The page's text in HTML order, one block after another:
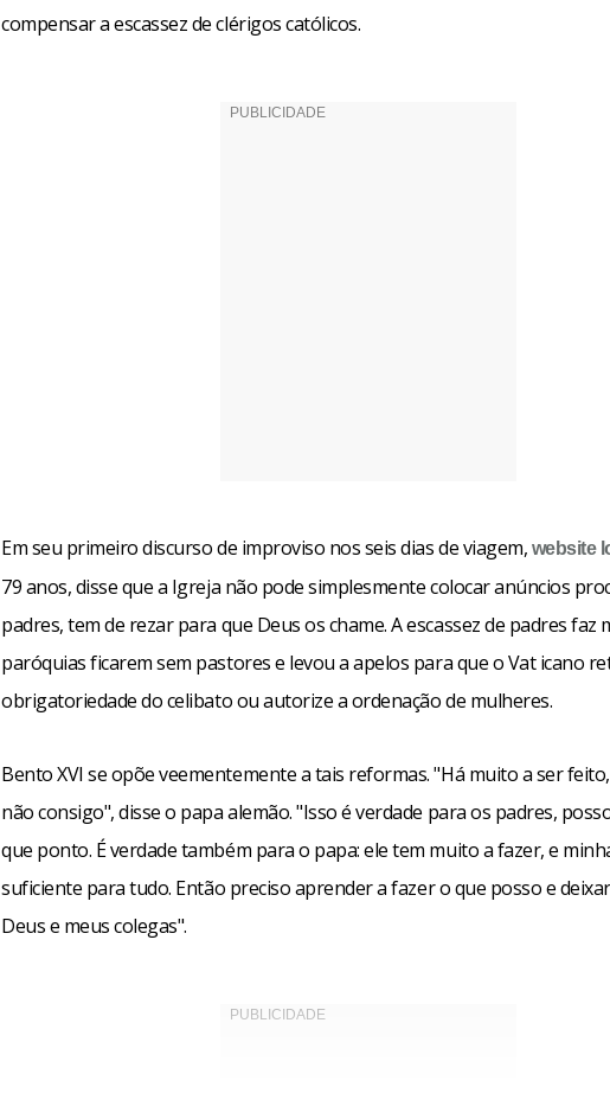
compensar a escassez de clérigos católicos.
Em seu primeiro discurso de improviso nos seis dias de viagem, website
79 anos, disse que a Igreja não pode simplesmente colocar anúncios
padres, tem de rezar para que Deus os chame. A escassez de padres faz
paróquias ficarem sem pastores e levou a apelos para que o Vat icano
obrigatoriedade do celibato ou autorize a ordenação de mulheres.
Bento XVI se opõe veementemente a tais reformas. "Há muito a ser
não consigo", disse o papa alemão. "Isso é verdade para os padres,
que ponto. É verdade também para o papa: ele tem muito a fazer, e
suficiente para tudo. Então preciso aprender a fazer o que posso e
Deus e meus colegas".